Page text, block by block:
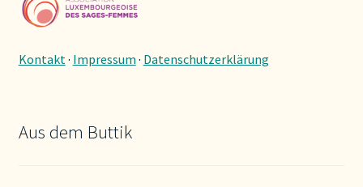
Kontakt · Impressum · Datenschutzerklärung
Aus dem Buttik